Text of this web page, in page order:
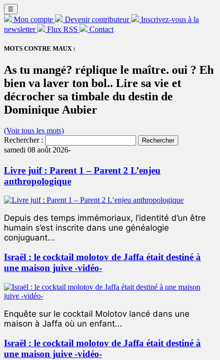
☰
Mon compte Devenir contributeur
Inscrivez-vous à la
newsletter
Flux RSS Contact
MOTS CONTRE MAUX :
As tu mangé? réplique le maître. oui ? Eh
bien va laver ton bol.. Lire sa vie et
décrocher sa timbale du destin de
Dominique Aubier
(Voir tous les mots)
Rechercher :
samedi 08 août 2026-
Livre juif : Parent 1 – Parent 2 L’enjeu
anthropologique
Depuis des temps immémoriaux, l’identité d’un être
humain s’est inscrite dans une généalogie
conjuguant...
Israël : le cocktail molotov de Jaffa était destiné à
une maison juive -vidéo-
Enquête sur le cocktail Molotov lancé dans une
maison à Jaffa où un enfant...
Israël : le cocktail molotov de Jaffa était destiné à
une maison juive -vidéo-